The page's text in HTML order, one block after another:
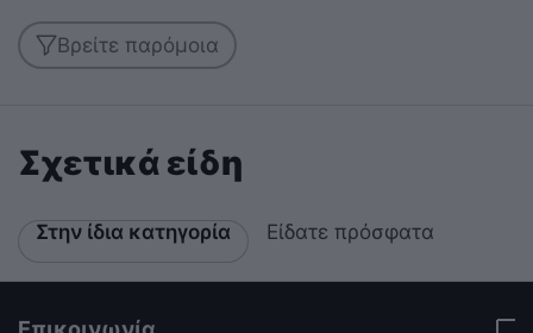
Βρείτε παρόμοια
Σχετικά είδη
Στην ίδια κατηγορία Είδατε πρόσφατα